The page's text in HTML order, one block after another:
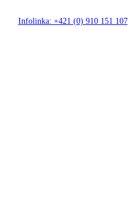
Infolinka: +421 (0) 910 151 107